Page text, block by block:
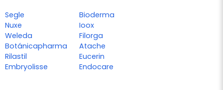
Segle
Nuxe
Weleda
Botánicapharma
Rilastil
Embryolisse
Bioderma
Ioox
Filorga
Atache
Eucerin
Endocare